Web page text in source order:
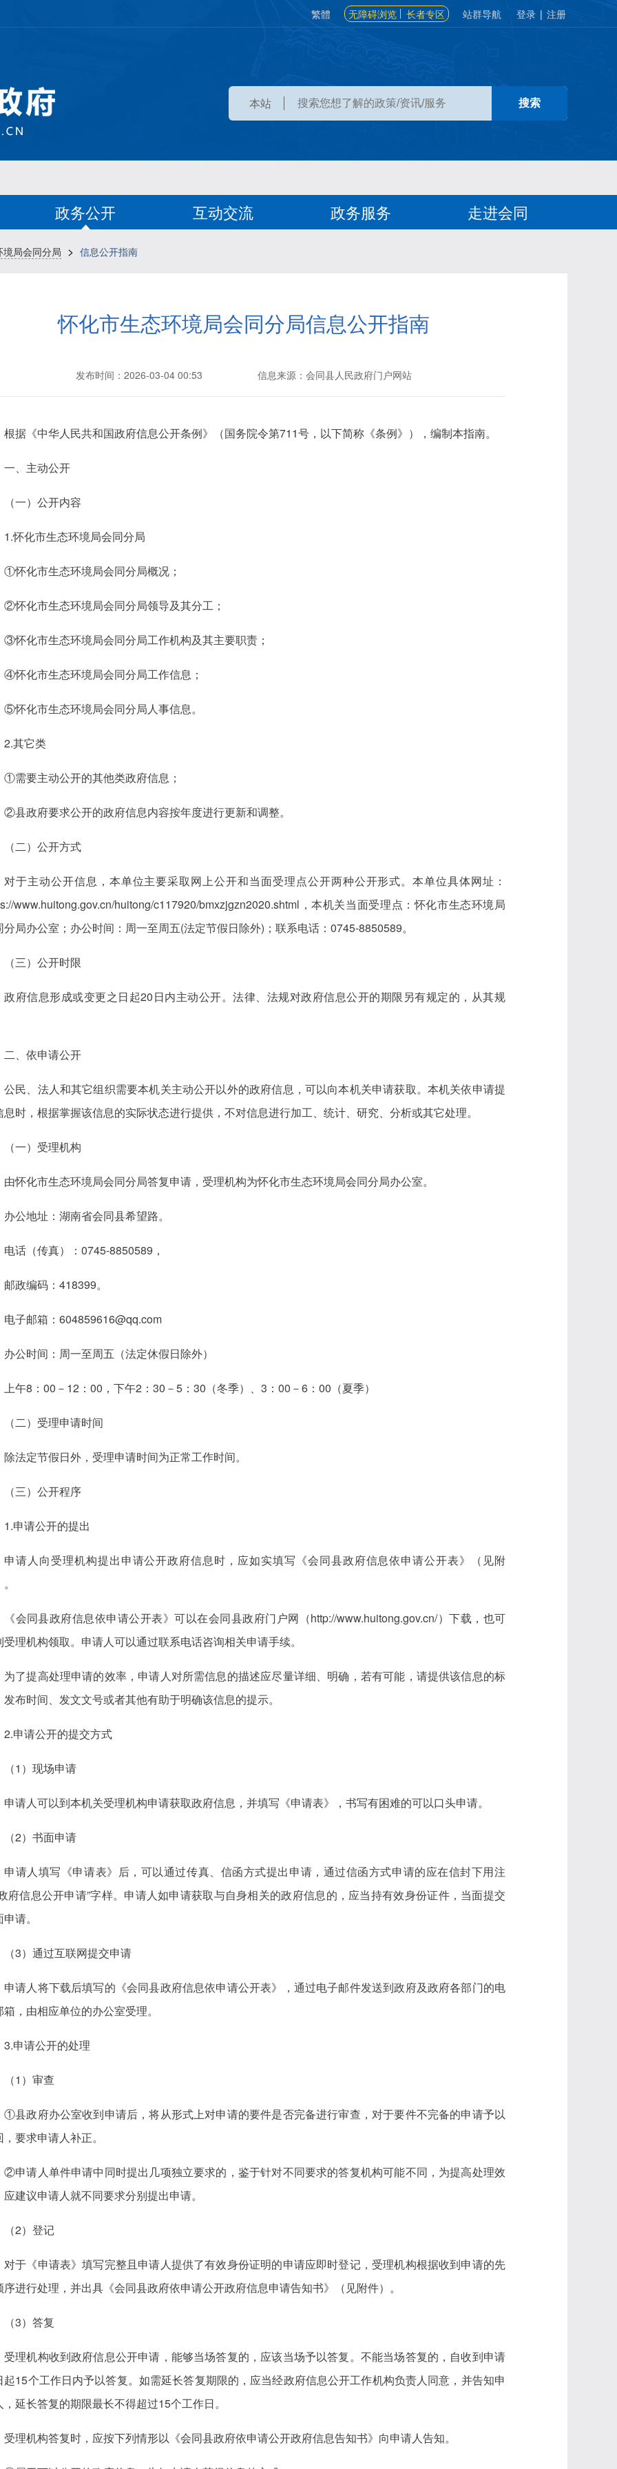
繁體 无障碍浏览 长者专区 站群导航 登录 | 注册
本站
政务公开 互动交流 政务服务 走进会同
局会同分局 > 信息公开指南
怀化市生态环境局会同分局信息公开指南
发布时间：2026-03-04 00:53 信息来源：会同县人民政府门户网站
根据《中华人民共和国政府信息公开条例》（国务院令第711号，以下简称《条例》），编制本指南。
一、主动公开
（一）公开内容
1.怀化市生态环境局会同分局
①怀化市生态环境局会同分局概况；
②怀化市生态环境局会同分局领导及其分工；
③怀化市生态环境局会同分局工作机构及其主要职责；
④怀化市生态环境局会同分局工作信息；
⑤怀化市生态环境局会同分局人事信息。
2.其它类
①需要主动公开的其他类政府信息；
②县政府要求公开的政府信息内容按年度进行更新和调整。
（二）公开方式
对于主动公开信息，本单位主要采取网上公开和当面受理点公开两种公开形式。本单位具体网址：
www.huitong.gov.cn/huitong/c117920/bmxzjgzn2020.shtml，本机关当面受理点：怀化市生态环境局
分局办公室；办公时间：周一至周五(法定节假日除外)；联系电话：0745-8850589。
（三）公开时限
政府信息形成或变更之日起20日内主动公开。法律、法规对政府信息公开的期限另有规定的，从其规
二、依申请公开
公民、法人和其它组织需要本机关主动公开以外的政府信息，可以向本机关申请获取。本机关依申请提
息时，根据掌握该信息的实际状态进行提供，不对信息进行加工、统计、研究、分析或其它处理。
（一）受理机构
由怀化市生态环境局会同分局答复申请，受理机构为怀化市生态环境局会同分局办公室。
办公地址：湖南省会同县希望路。
电话（传真）：0745-8850589，
邮政编码：418399。
电子邮箱：604859616@qq.com
办公时间：周一至周五（法定休假日除外）
上午8：00－12：00，下午2：30－5：30（冬季）、3：00－6：00（夏季）
（二）受理申请时间
除法定节假日外，受理申请时间为正常工作时间。
（三）公开程序
1.申请公开的提出
申请人向受理机构提出申请公开政府信息时，应如实填写《会同县政府信息依申请公开表》（见附
《会同县政府信息依申请公开表》可以在会同县政府门户网（http://www.huitong.gov.cn/）下载，也可
受理机构领取。申请人可以通过联系电话咨询相关申请手续。
为了提高处理申请的效率，申请人对所需信息的描述应尽量详细、明确，若有可能，请提供该信息的标
发布时间、发文文号或者其他有助于明确该信息的提示。
2.申请公开的提交方式
（1）现场申请
申请人可以到本机关受理机构申请获取政府信息，并填写《申请表》，书写有困难的可以口头申请。
（2）书面申请
申请人填写《申请表》后，可以通过传真、信函方式提出申请，通过信函方式申请的应在信封下用注
府信息公开申请”字样。申请人如申请获取与自身相关的政府信息的，应当持有效身份证件，当面提交
请。
（3）通过互联网提交申请
申请人将下载后填写的《会同县政府信息依申请公开表》，通过电子邮件发送到政府及政府各部门的电
箱，由相应单位的办公室受理。
3.申请公开的处理
（1）审查
①县政府办公室收到申请后，将从形式上对申请的要件是否完备进行审查，对于要件不完备的申请予以
要求申请人补正。
②申请人单件申请中同时提出几项独立要求的，鉴于针对不同要求的答复机构可能不同，为提高处理效
应建议申请人就不同要求分别提出申请。
（2）登记
对于《申请表》填写完整且申请人提供了有效身份证明的申请应即时登记，受理机构根据收到申请的先
序进行处理，并出具《会同县政府依申请公开政府信息申请告知书》（见附件）。
（3）答复
受理机构收到政府信息公开申请，能够当场答复的，应该当场予以答复。不能当场答复的，自收到申请
起15个工作日内予以答复。如需延长答复期限的，应当经政府信息公开工作机构负责人同意，并告知申
，延长答复的期限最长不得超过15个工作日。
受理机构答复时，应按下列情形以《会同县政府依申请公开政府信息告知书》向申请人告知。